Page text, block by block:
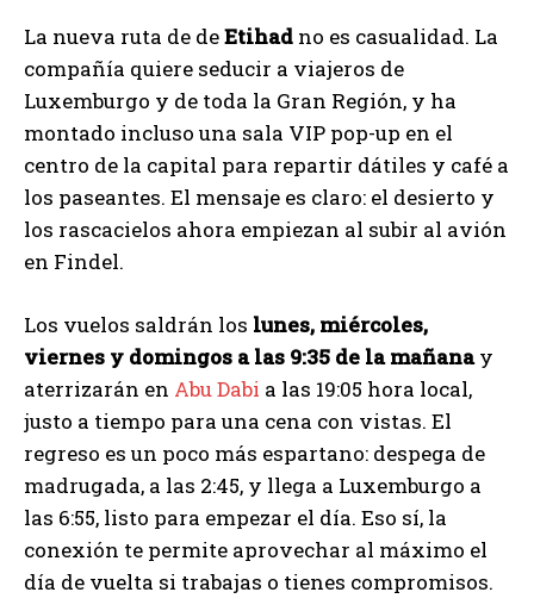
La nueva ruta de deEtihad no es casualidad. La
compañía quiere seducir a viajeros de
Luxemburgo y de toda la Gran Región, y ha
montado incluso una sala VIP pop-up en el
centro de la capital para repartir dátiles y café a
los paseantes. El mensaje es claro: el desierto y
los rascacielos ahora empiezan al subir al avión
en Findel.
Los vuelos saldrán los lunes, miércoles,
viernes y domingos a las 9:35 de la mañanay
aterrizarán en Abu Dabi a las 19:05 hora local,
justo a tiempo para una cena con vistas. El
regreso es un poco más espartano: despega de
madrugada, a las 2:45, y llega a Luxemburgo a
las 6:55, listo para empezar el día. Eso sí, la
conexión te permite aprovechar al máximo el
día de vuelta si trabajas o tienes compromisos.